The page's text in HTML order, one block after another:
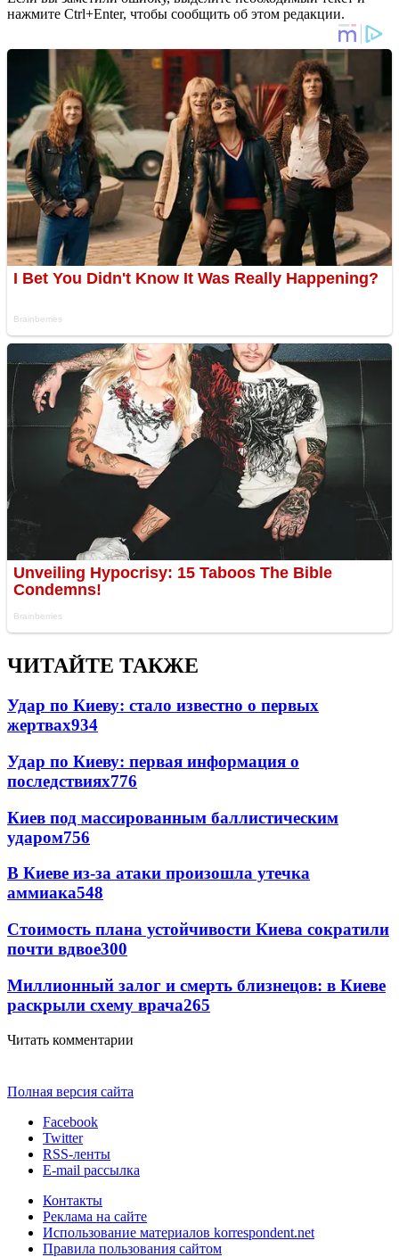
нажмите Ctrl+Enter, чтобы сообщить об этом редакции.
ЧИТАЙТЕ ТАКЖЕ
Удар по Киеву: стало известно о первых
жертвах934
Удар по Киеву: первая информация о
последствиях776
Киев под массированным баллистическим
ударом756
В Киеве из-за атаки произошла утечка
аммиака548
Стоимость плана устойчивости Киева сократили
почти вдвое300
Миллионный залог и смерть близнецов: в Киеве
раскрыли схему врача265
Читать комментарии
Полная версия сайта
Facebook
Twitter
RSS-ленты
E-mail рассылка
Контакты
Реклама на сайте
Использование материалов korrespondent.net
Правила пользования сайтом